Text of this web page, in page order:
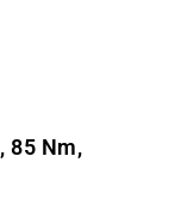
85 Nm,